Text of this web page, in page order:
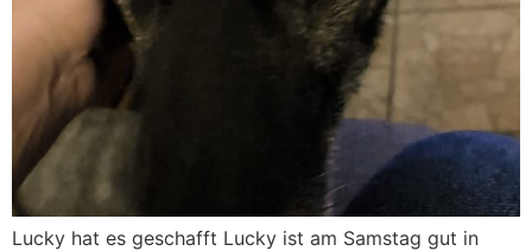
Lucky hat es geschafft Lucky ist am Samstag gut in